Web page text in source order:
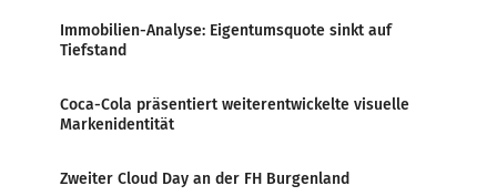
Immobilien-Analyse: Eigentumsquote sinkt auf
Tiefstand
Coca-Cola präsentiert weiterentwickelte visuelle
Markenidentität
Zweiter Cloud Day an der FH Burgenland